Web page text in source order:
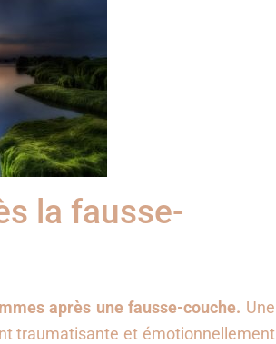
la fausse-
après une fausse-couche. Une
traumatisante et émotionnellement